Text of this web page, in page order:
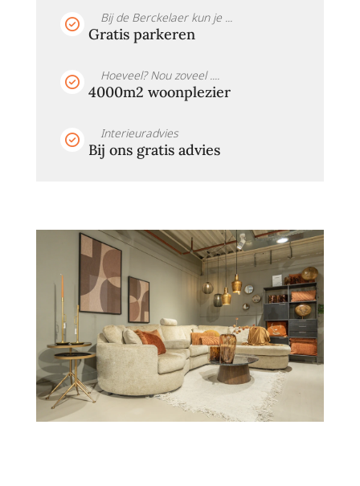
Bij de Berckelaer kun je ...
Gratis parkeren
Hoeveel? Nou zoveel ....
4000m2 woonplezier
Interieuradvies
Bij ons gratis advies